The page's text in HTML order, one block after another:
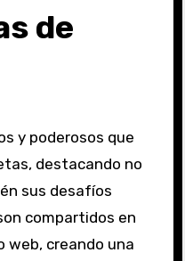
de
y poderosos que
destacando no
sus desafíos
compartidos en
web, creando una